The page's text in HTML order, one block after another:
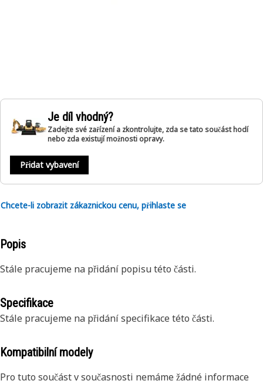
Je díl vhodný?
Zadejte své zařízení a zkontrolujte, zda se tato součást hodí
nebo zda existují možnosti opravy.
Přidat vybavení
Chcete-li zobrazit zákaznickou cenu, přihlaste se
Popis
Stále pracujeme na přidání popisu této části.
Specifikace
Stále pracujeme na přidání specifikace této části.
Kompatibilní modely
Pro tuto součást v současnosti nemáme žádné informace